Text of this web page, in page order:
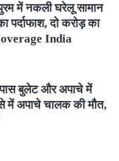
में नकली घरेलू सामान
पर्दाफाश, दो करोड़ का
India
बुलेट और अपाचे में
में अपाचे चालक की मौत,